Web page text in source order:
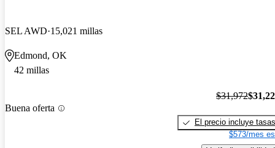
SEL AWD 15,021 millas
Edmond, OK
42 millas
Buena oferta
$31,972
El precio incluye tasas
$573/mes